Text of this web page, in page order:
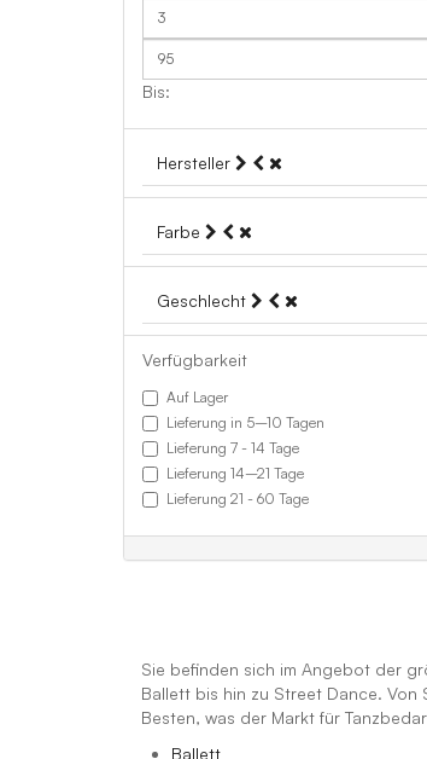
Hersteller
Farbe
Geschlecht
Verfügbarkeit
Auf Lager
Lieferung in 5–10 Tagen
Lieferung 7 - 14 Tage
Lieferung 14–21 Tage
Lieferung 21 - 60 Tage
Sie befinden sich im Angebot der
Ballett bis hin zu Street Dance. Von
Besten, was der Markt für
Ballett